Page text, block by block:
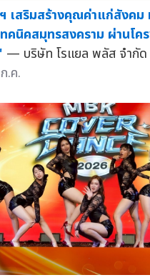
เสริมสร้างคุณค่าแก่สังคม
คนิคสมุทรสงคราม ผ่านโ
— บริษัท โรแยล พลัส จำกัด
.ค.